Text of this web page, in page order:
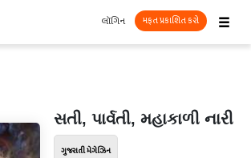
☰
લૉગિન મફત પ્રકાશિત કરો
સતી, પાર્વતી, મહાકાળી નારી
ગુજરાતી મેગેઝિન